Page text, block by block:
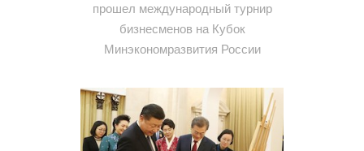
прошел международный турнир
бизнесменов на Кубок
Минэкономразвития России